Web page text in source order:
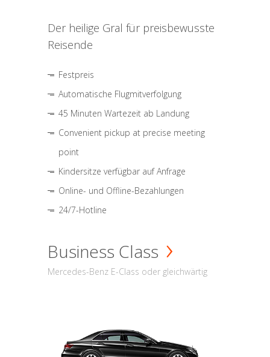
Der heilige Gral für preisbewusste
Reisende
Festpreis
Automatische Flugmitverfolgung
45 Minuten Wartezeit ab Landung
Convenient pickup at precise meeting
point
Kindersitze verfügbar auf Anfrage
Online- und Offline-Bezahlungen
24/7-Hotline
Business Class
Mercedes-Benz E-Class oder gleichwärtig